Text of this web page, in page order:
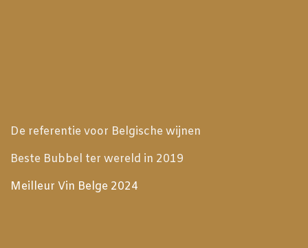
De referentie voor Belgische wijnen
Beste Bubbel ter wereld in 2019
Meilleur Vin Belge 2024